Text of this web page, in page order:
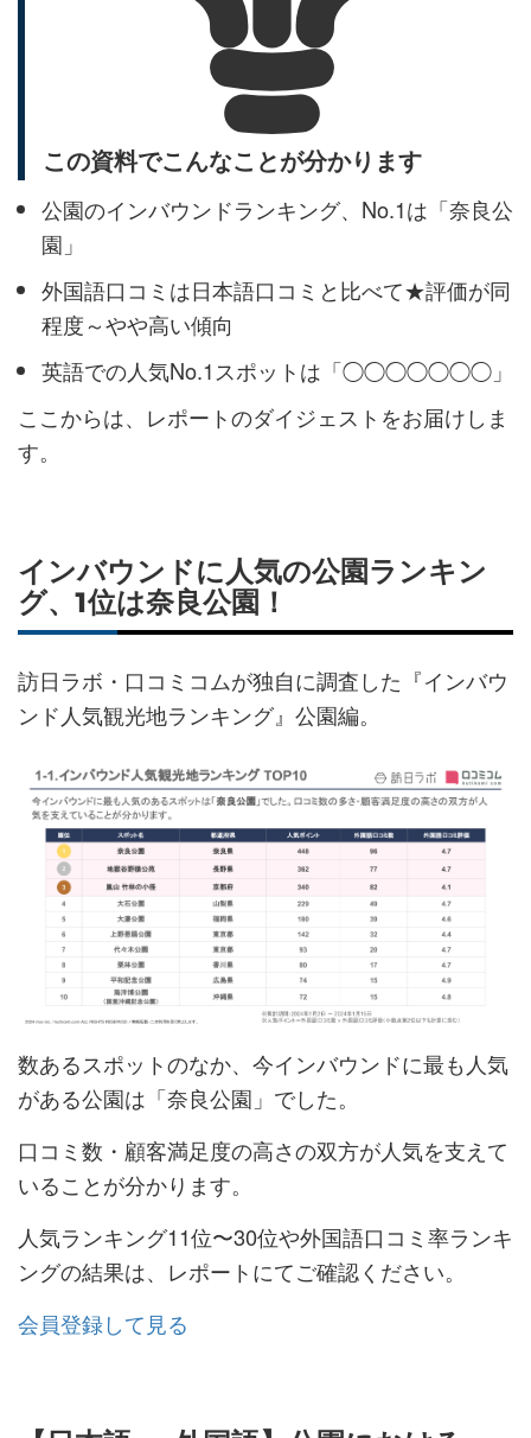
この資料でこんなことが分かります
公園のインバウンドランキング、No.1は「奈良公
園」
外国語口コミは日本語口コミと比べて★評価が同
程度～やや高い傾向
英語での人気No.1スポットは「◯◯◯◯◯◯◯」
ここからは、レポートのダイジェストをお届けしま
す。
インバウンドに人気の公園ランキン
グ、1位は奈良公園！
訪日ラボ・口コミコムが独自に調査した『インバウ
ンド人気観光地ランキング』公園編。
数あるスポットのなか、今インバウンドに最も人気
がある公園は「奈良公園」でした。
口コミ数・顧客満足度の高さの双方が人気を支えて
いることが分かります。
人気ランキング11位〜30位や外国語口コミ率ランキ
ングの結果は、レポートにてご確認ください。
会員登録して見る